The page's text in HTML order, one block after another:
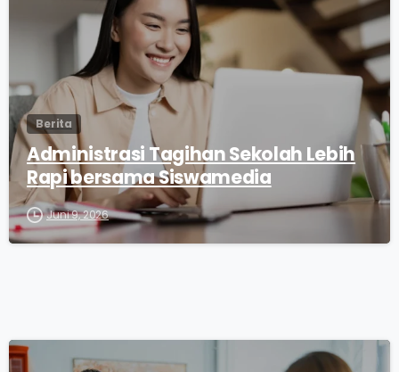
Berita
Administrasi Tagihan Sekolah Lebih
Rapi bersama Siswamedia
Juni 9, 2026